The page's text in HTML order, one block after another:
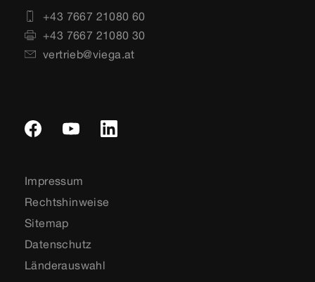
+43 7667 21080 60
+43 7667 21080 30
vertrieb@viega.at
Impressum
Rechtshinweise
Sitemap
Datenschutz
Länderauswahl